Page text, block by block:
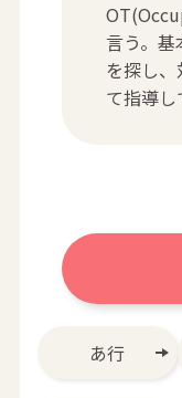
言う。
を探し
て指導し
あ行